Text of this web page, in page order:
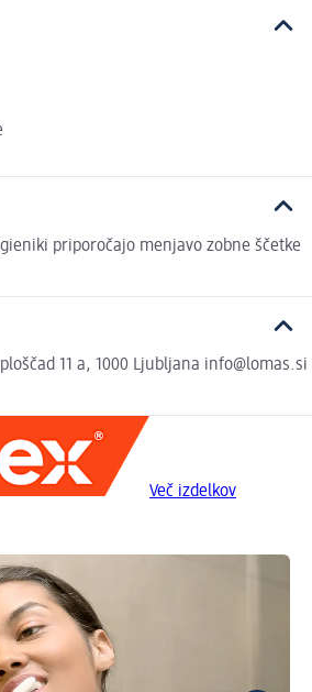
priporočajo menjavo zobne ščetke
11 a, 1000 Ljubljana info@lomas.si
Več izdelkov